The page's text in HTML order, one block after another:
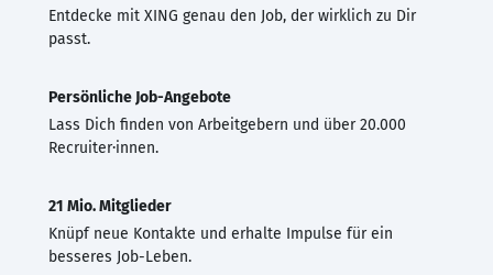
Entdecke mit XING genau den Job, der wirklich zu Dir
passt.
Persönliche Job-Angebote
Lass Dich finden von Arbeitgebern und über 20.000
Recruiter·innen.
21 Mio. Mitglieder
Knüpf neue Kontakte und erhalte Impulse für ein
besseres Job-Leben.